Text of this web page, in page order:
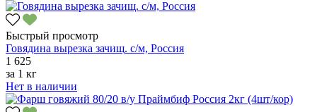
Быстрый просмотр
Говядина вырезка зачищ. с/м, Россия
1 625
за 1 кг
Нет в наличии